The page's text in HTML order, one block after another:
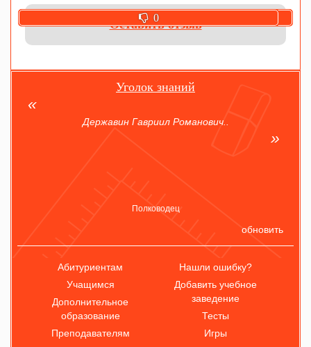
Оставить отзыв
0
Уголок знаний
Державин Гавриил Романович..
Полководец
обновить
Абитуриентам
Учащимся
Дополнительное
образование
Преподавателям
Нашли ошибку?
Добавить учебное
заведение
Тесты
Игры